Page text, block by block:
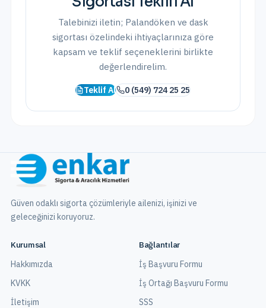
Talebinizi iletin; Palandöken ve dask
sigortası özelindeki ihtiyaçlarınıza göre
kapsam ve teklif seçeneklerini birlikte
değerlendirelim.
Teklif Al 0 (549) 724 25 25
Güven odaklı sigorta çözümleriyle ailenizi, işinizi ve
geleceğinizi koruyoruz.
Kurumsal
Hakkımızda
KVKK
İletişim
Bağlantılar
İş Başvuru Formu
İş Ortağı Başvuru Formu
SSS